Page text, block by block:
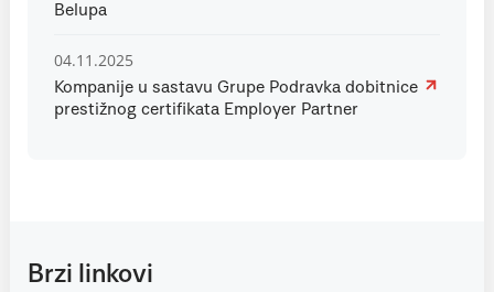
Belupa
04.11.2025
Kompanije u sastavu Grupe Podravka dobitnice
prestižnog certifikata Employer Partner
Brzi linkovi